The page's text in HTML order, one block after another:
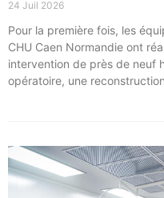
24 Juil 2026
Pour la première fois, les
CHU Caen Normandie ont
intervention de près de neuf
opératoire, une